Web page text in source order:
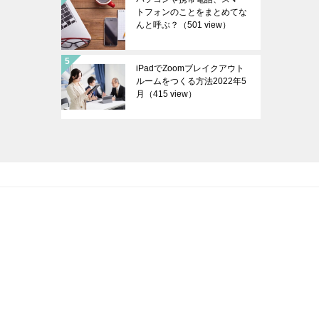
トフォンのことをまとめてな
んと呼ぶ？
（501 view）
iPadでZoomブレイクアウト
ルームをつくる方法2022年5
月
（415 view）